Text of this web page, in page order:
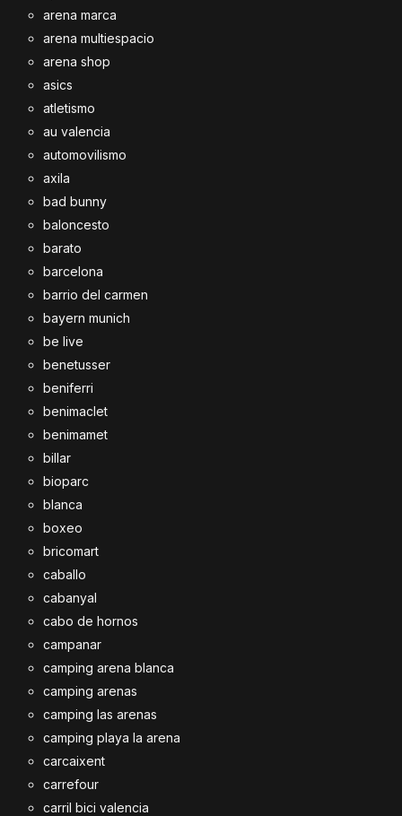
arena marca
arena multiespacio
arena shop
asics
atletismo
au valencia
automovilismo
axila
bad bunny
baloncesto
barato
barcelona
barrio del carmen
bayern munich
be live
benetusser
beniferri
benimaclet
benimamet
billar
bioparc
blanca
boxeo
bricomart
caballo
cabanyal
cabo de hornos
campanar
camping arena blanca
camping arenas
camping las arenas
camping playa la arena
carcaixent
carrefour
carril bici valencia